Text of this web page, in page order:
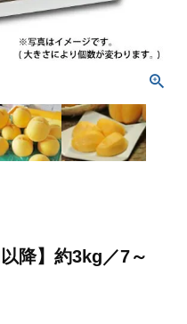
降】約3kg／7～